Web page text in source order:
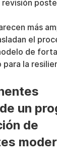
revisión
más
el
de
la
un
de